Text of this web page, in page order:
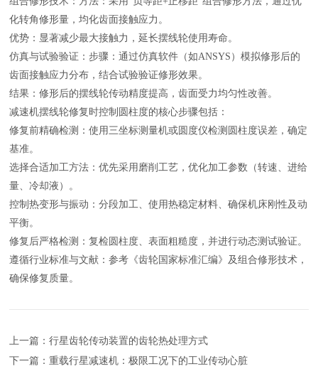
化转角修形量，均化齿面接触应力。
优势：显著减少最大接触力，延长摆线轮使用寿命。
仿真与试验验证：步骤：通过仿真软件（如ANSYS）模拟修形后的
齿面接触应力分布，结合试验验证修形效果。
结果：修形后的摆线轮传动精度提高，齿面受力均匀性改善。
减速机摆线轮修复时控制圆柱度的核心步骤包括：
修复前精确检测：使用三坐标测量机或圆度仪检测圆柱度误差，确定
基准。
选择合适加工方法：优先采用磨削工艺，优化加工参数（转速、进给
量、冷却液）。
控制热变形与振动：分段加工、使用热稳定材料、确保机床刚性及动
平衡。
修复后严格检测：复检圆柱度、表面粗糙度，并进行动态测试验证。
遵循行业标准与文献：参考《齿轮国家标准汇编》及组合修形技术，
确保修复质量。
上一篇：行星齿轮传动装置的齿轮热处理方式
下一篇：重载行星减速机：极限工况下的工业传动心脏